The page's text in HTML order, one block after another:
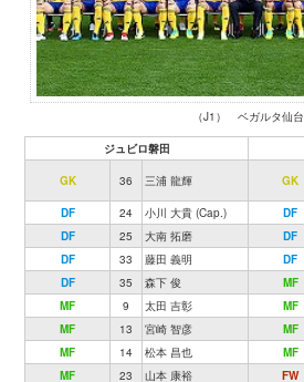
（J1） ベガルタ仙台
ジュビロ磐田
GK 36 三浦 龍輝 GK
DF
24 小川 大貴 (Cap.) DF
DF
25 大南 拓磨 DF
DF
33 藤田 義明 DF
DF
35 森下 俊 MF
MF
9 太田 吉彰 MF
MF
13 宮崎 智彦 MF
MF
14 松本 昌也 MF
MF
23 山本 康裕 FW